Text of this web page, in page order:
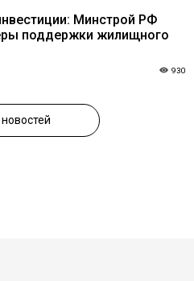
Минстрой РФ
поддержки жилищного
930